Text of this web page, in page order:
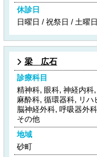
休診日
日曜日 / 祝祭日 / 土曜
梁 広石
診療科目
精神科, 眼科, 神経内科
麻酔科, 循環器科, リ
脳神経外科, 呼吸器外
その他
地域
砂町